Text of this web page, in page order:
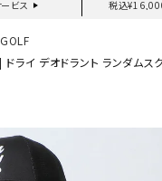
ビス 税込
イン
ライ デオドラント ランダムス